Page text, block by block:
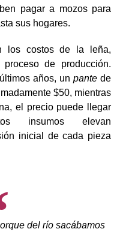
pagar a mozos para
sus hogares.
los costos de la leña,
de producción.
años, un pantede
$50, mientras
el precio puede llegar
insumos elevan
inicial de cada pieza
del río sacábamos